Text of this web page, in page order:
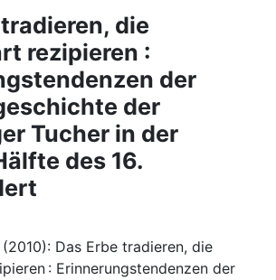
die
rezipieren :
der
der
Tucher in der
des 16.
Das Erbe tradieren, die
: Erinnerungstendenzen der